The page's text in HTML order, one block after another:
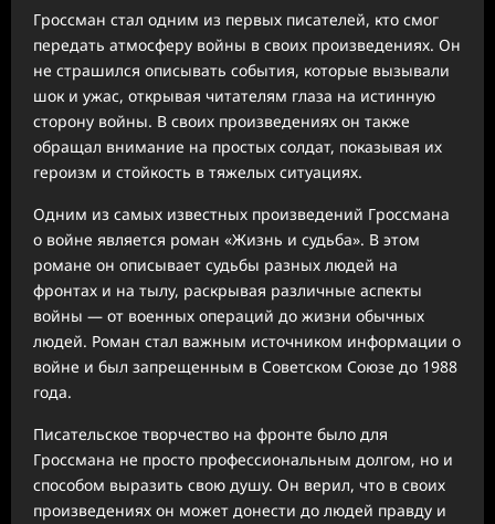
Гроссман стал одним из первых писателей, кто смог
передать атмосферу войны в своих произведениях. Он
не страшился описывать события, которые вызывали
шок и ужас, открывая читателям глаза на истинную
сторону войны. В своих произведениях он также
обращал внимание на простых солдат, показывая их
героизм и стойкость в тяжелых ситуациях.
Одним из самых известных произведений Гроссмана
о войне является роман «Жизнь и судьба». В этом
романе он описывает судьбы разных людей на
фронтах и на тылу, раскрывая различные аспекты
войны — от военных операций до жизни обычных
людей. Роман стал важным источником информации о
войне и был запрещенным в Советском Союзе до 1988
года.
Писательское творчество на фронте было для
Гроссмана не просто профессиональным долгом, но и
способом выразить свою душу. Он верил, что в своих
произведениях он может донести до людей правду и